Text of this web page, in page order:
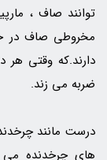
توانند صاف ،
مخروطی صاف در
دارند.که وقتی هر
ضربه می زند.
درست مانند
های چرخدنده می